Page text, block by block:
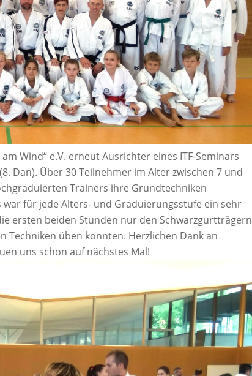
Wind“ e.V. erneut Ausrichter eines ITF-Seminars
Dan). Über 30 Teilnehmer im Alter zwischen 7 und
Trainers ihre Grundtechniken
für jede Alters- und Graduierungsstufe ein sehr
ersten beiden Stunden nur den Schwarzgurtträgern
üben konnten. Herzlichen Dank an
uns schon auf nächstes Mal!